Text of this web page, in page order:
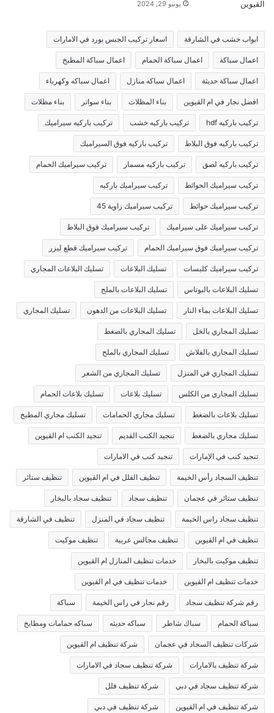
يونيو 29, 2024
ابواب خشب في الشارقة اسعار تركيب الجبس بورد في الامارات
اعمال سباكة اعمال سباكة الحمام اعمال سباكة المطبخ
اعمال سباكة حديثة اعمال سباكه منازل اعمال سباكه وكهرباء
افضل نجار في ام القيوين بناء المظلات بناء سواتر بناء مظلات
تركيب باركيه hdf تركيب باركيه خشب تركيب باركيه سيراميك
تركيب باركيه فوق البلاط تركيب باركيه فوق السيراميك
تركيب باركيه لصق تركيب باركيه مسمار تركيب سيراميك الحمام
تركيب سيراميك الحوائط تركيب سيراميك باركيه
تركيب سيراميك حوائط تركيب سيراميك زاوية 45
تركيب سيراميك على سيراميك تركيب سيراميك فوق البلاط
تركيب سيراميك فوق سيراميك الحمام تركيب سيراميك قطع ليزر
تركيب سيراميك كلبسات تسليك البلاعات تسليك البلاعات المجاري
تسليك البلاعات بالبوتاس تسليك البلاعات بالملح
تسليك البلاعات بماء النار تسليك البلاعات من الدهون تسليك المجاري
تسليك المجاري بالخل تسليك المجاري بالضغط
تسليك المجاري بالفلاش تسليك المجاري بالملح
تسليك المجاري في المنزل تسليك المجاري من الشعر
تسليك المجاري من الكلس تسليك بلاعات تسليك بلاعات الحمام
تسليك بلاعات بالضغط تسليك مجاري الحمامات تسليك مجاري المطبخ
تسليك مجاري بالضغط تنجيد الكنب القديم تنجيد الكنب ام القيوين
تنجيد كنب في الإمارات تنجيد كنب في الامارات
تنظيف السجاد رأس الخيمة تنظيف الفلل في ام القيوين تنظيف ستائر
تنظيف ستائر في عجمان تنظيف سجاد تنظيف سجاد بالبخار
تنظيف سجاد راس الخيمة تنظيف سجاد في المنزل تنظيف في الشارقة
تنظيف في ام القيوين تنظيف مجالس عربية تنظيف موكيت
تنظيف موكيت بالبخار خدمات تنظيف المنازل ام القيوين
خدمات تنظيف ام القيوين خدمات تنظيف في ام القيوين
رقم شركة تنظيف سجاد رقم نجار في راس الخيمة سباكة
سباكة الحمام سباك شاطر سباكه حديثه سباكه حمامات ومطابخ
شركات تنظيف السجاد في عجمان شركة تنظيف ام القيوين
شركة تنظيف بالامارات شركة تنظيف سجاد في الامارات
شركة تنظيف سجاد في دبي شركة تنظيف فلل
شركة تنظيف في ام القيوين شركة تنظيف في دبي